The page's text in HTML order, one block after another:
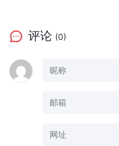
评论 (0)